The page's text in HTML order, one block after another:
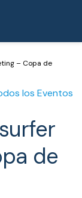
– Copa de
los Eventos
de